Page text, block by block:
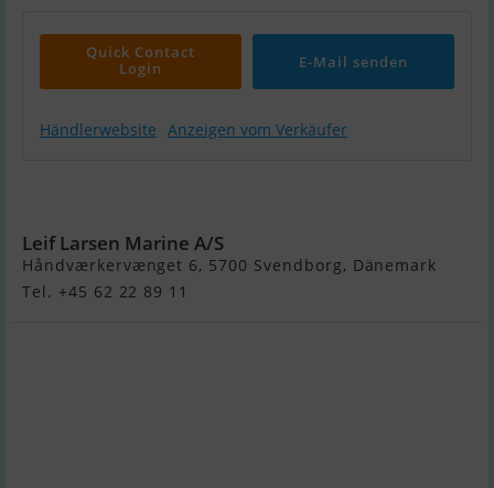
Quick Contact
Login
E-Mail senden
Händlerwebsite Anzeigen vom Verkäufer
Leif Larsen Marine A/S
Håndværkervænget 6, 5700 Svendborg, Dänemark
Tel. +45 62 22 89 11